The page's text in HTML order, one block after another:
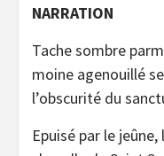
NARRATION
Tache sombre
moine agenouillé
l’obscurité du
Epuisé par le